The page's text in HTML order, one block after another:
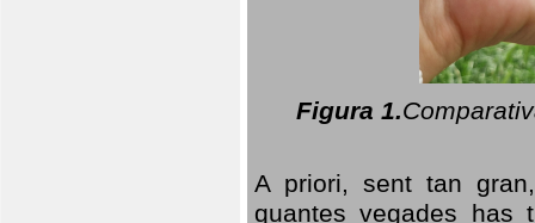
Figura 1.
A priori, sent tan
quantes vegades has